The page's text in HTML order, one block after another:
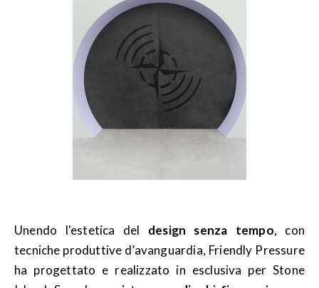
Unendo l'estetica del design senza tempo, con
tecniche produttive d’avanguardia, Friendly Pressure
ha progettato e realizzato in esclusiva per Stone